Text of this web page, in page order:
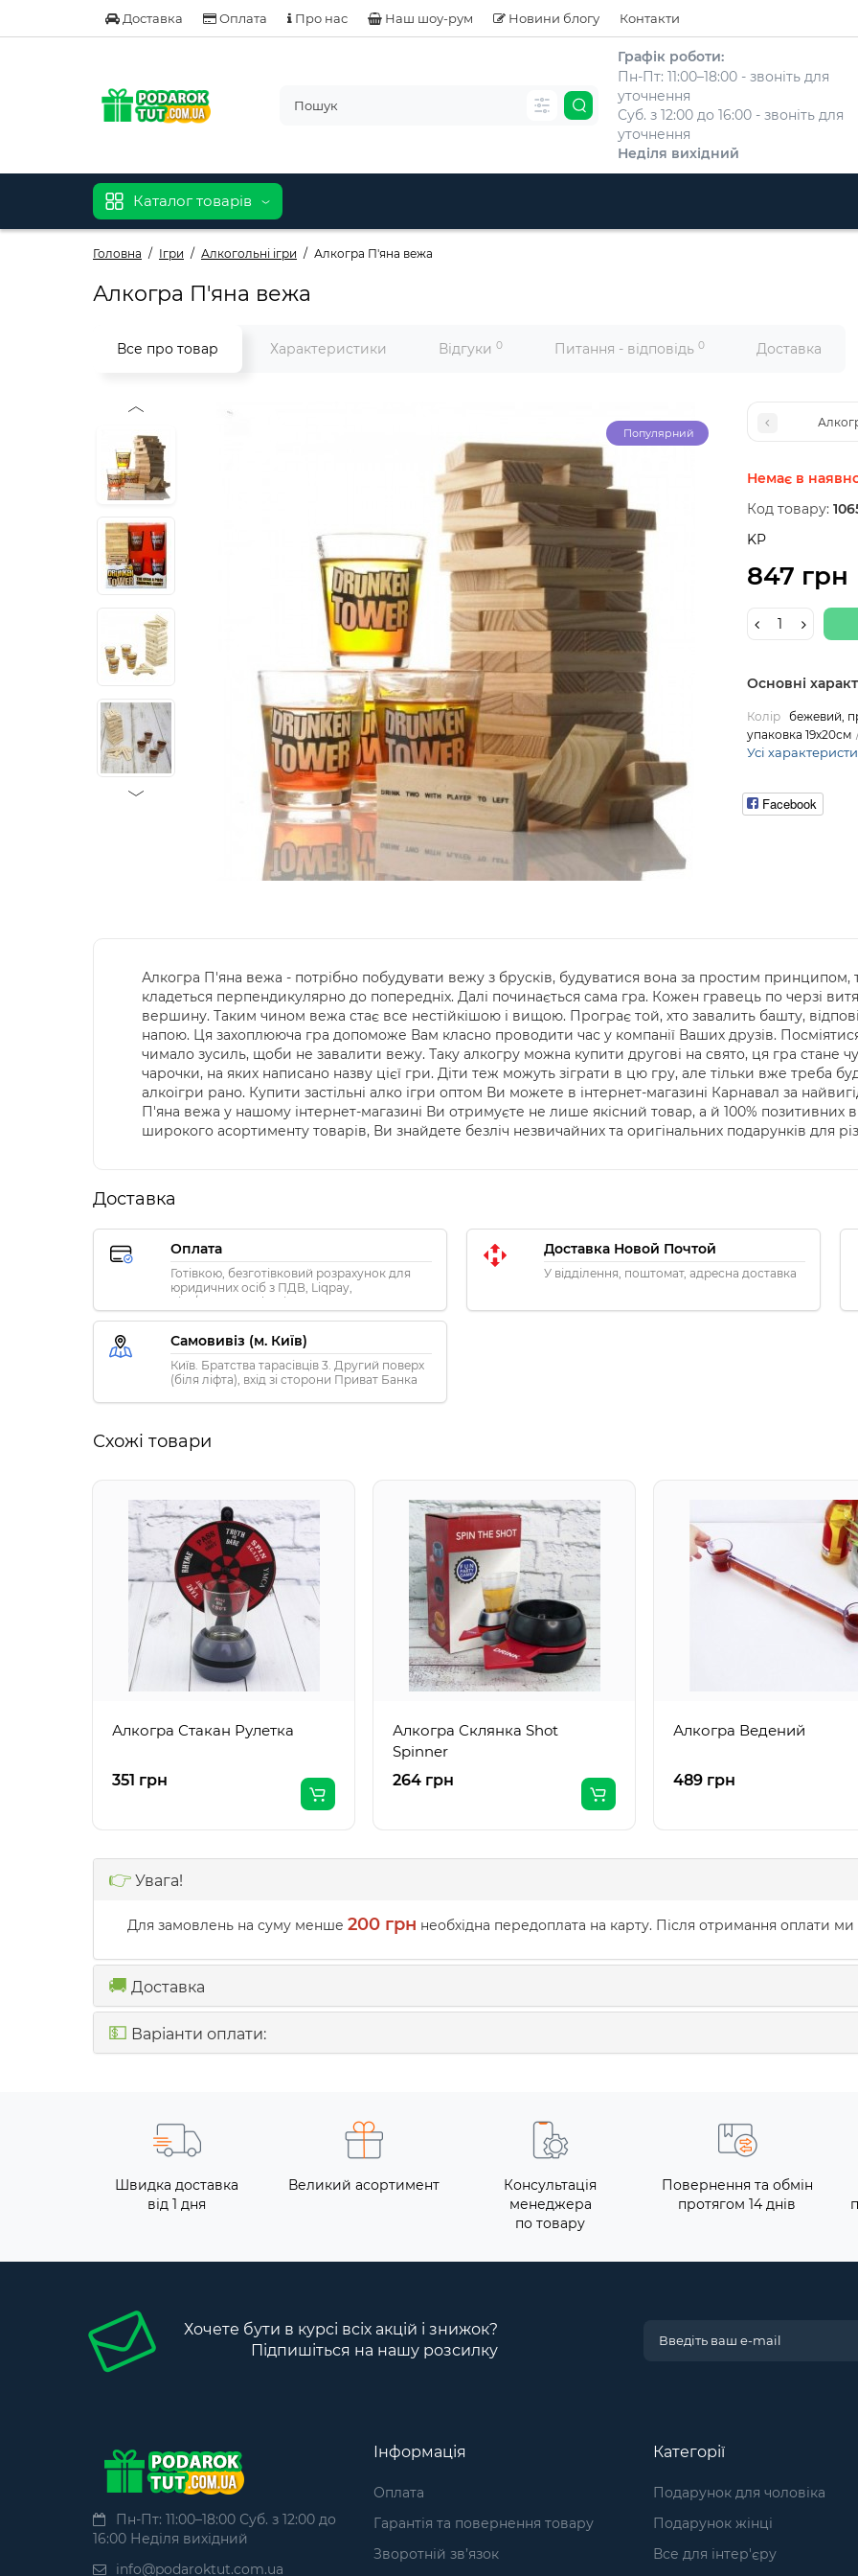
Доставка Оплата Про нас Наш шоу-рум Новини блогу Контакти
Графік роботи:
Пн-Пт: 11:00–18:00 - звоніть для
уточнення
Суб. з 12:00 до 16:00 - звоніть для
уточнення
Неділя вихідний
Каталог товарів
Головна Ігри Алкогольні ігри Алкогра П'яна вежа
Алкогра П'яна вежа
Все про товар Характеристики Відгуки 0 Питання - відповідь 0 Доставка
Популярний
Немає в
Код товару:
KP
847 грн
Основні
Колір бежевий,
упаковка 19х20см
Усі
Facebook
Алкогра П'яна вежа - потрібно побудувати вежу з брусків, будуватися вона за простим
кладеться перпендикулярно до попередніх. Далі починається сама гра. Кожен гравець по черзі
вершину. Таким чином вежа стає все нестійкішою і вищою. Програє той, хто завалить башту,
напою. Ця захоплююча гра допоможе Вам класно проводити час у компанії Ваших друзів.
чимало зусиль, щоби не завалити вежу. Таку алкогру можна купити другові на свято, ця гра стане
чарочки, на яких написано назву цієї гри. Діти теж можуть зіграти в цю гру, але тільки вже треба
алкоігри рано. Купити застільні алко ігри оптом Ви можете в інтернет-магазині Карнавал за
П'яна вежа у нашому інтернет-магазині Ви отримуєте не лише якісний товар, а й 100%
широкого асортименту товарів, Ви знайдете безліч незвичайних та оригінальних подарунків для
Доставка
Оплата
Готівкою, безготівковий розрахунок для
юридичних осіб з ПДВ, Liqpay,
Visa/MasterCard, Privat24
Доставка Новой Почтой
У відділення, поштомат, адресна доставка
Самовивіз (м. Київ)
Київ. Братства тарасівців 3. Другий поверх
(біля ліфта), вхід зі сторони Приват Банка
Схожі товари
Алкогра Стакан Рулетка
351 грн
Алкогра Склянка Shot
Spinner
264 грн
Алкогра Ведений
489 грн
👉 Увага!
Для замовлень на суму менше 200 грн необхідна передоплата на карту. Після отримання оплати
🚚 Доставка
💵 Варіанти оплати:
Швидка доставка
від 1 дня
Великий асортимент
Консультація
менеджера
по товару
Повернення та обмін
протягом 14 днів
Хочете бути в курсі всіх акцій і знижок?
Підпишіться на нашу розсилку
Пн-Пт: 11:00–18:00 Суб. з 12:00 до
16:00 Неділя вихідний
info@podaroktut.com.ua
Інформація
Оплата
Гарантія та повернення товару
Зворотній зв’язок
Категорії
Подарунок для чоловіка
Подарунок жінці
Все для інтер'єру